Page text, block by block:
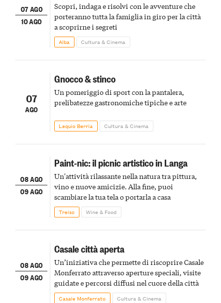
07 AGO
10 AGO
Scopri, indaga e risolvi con le avventure che
porteranno tutta la famiglia in giro per la città
a scoprirne i segreti
Alba Cultura & Cinema
07
AGO
Gnocco & stinco
Un pomeriggio di sport con la pantalera,
prelibatezze gastronomiche tipiche e arte
Lequio Berria Cultura & Cinema
08 AGO
09 AGO
Paint-nic: il picnic artistico in Langa
Un'attività rilassante nella natura tra pittura,
vino e nuove amicizie. Alla fine, puoi
scambiare la tua tela o portarla a casa
Treiso Wine & Food
08 AGO
09 AGO
Casale città aperta
Un’iniziativa che permette di riscoprire Casale
Monferrato attraverso aperture speciali, visite
guidate e percorsi diffusi nel cuore della città
Casale Monferrato Cultura & Cinema